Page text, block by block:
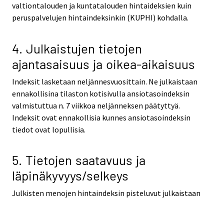
valtiontalouden ja kuntatalouden hintaideksien kuin
peruspalvelujen hintaindeksinkin (KUPHI) kohdalla.
4. Julkaistujen tietojen
ajantasaisuus ja oikea-aikaisuus
Indeksit lasketaan neljännesvuosittain. Ne julkaistaan
ennakollisina tilaston kotisivulla ansiotasoindeksin
valmistuttua n. 7 viikkoa neljänneksen päätyttyä.
Indeksit ovat ennakollisia kunnes ansiotasoindeksin
tiedot ovat lopullisia.
5. Tietojen saatavuus ja
läpinäkyvyys/selkeys
Julkisten menojen hintaindeksin pisteluvut julkaistaan